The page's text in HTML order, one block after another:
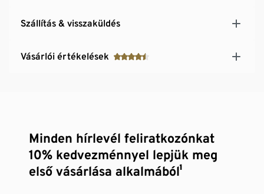
Szállítás & visszaküldés
Vásárlói értékelések
Minden hírlevél feliratkozónkat
10% kedvezménnyel lepjük meg
első vásárlása alkalmából¹